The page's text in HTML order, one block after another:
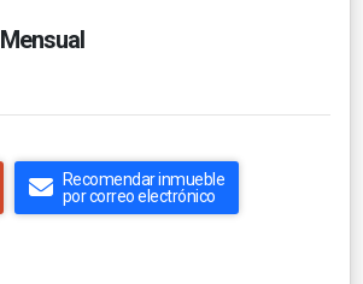
Mensual
Recomendar inmueble
por correo electrónico